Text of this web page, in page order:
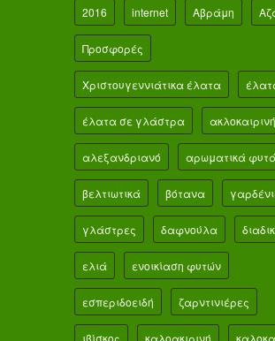
2016 internet Αβράμη
Προσφορές
Χριστουγεννιάτικα έλατα
έλατα σε γλάστρα ακλοκαιρινή
αλεξανδριανό αρωματικά
βελτιωτικά βότανα
γλάστρες δαφνούλα
ελιά ενοικίαση φυτών
εσπεριδοειδή ζαρντινιέρες